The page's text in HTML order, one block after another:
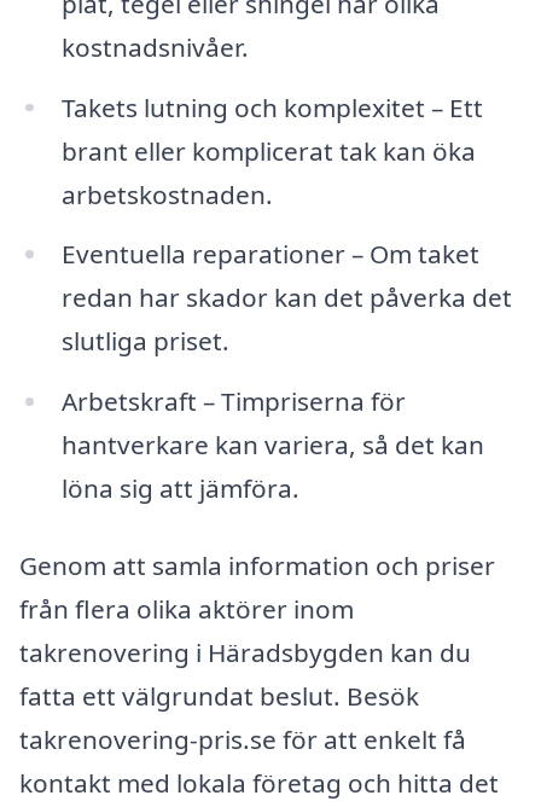
kostnadsnivåer.
Takets lutning och komplexitet – Ett
brant eller komplicerat tak kan öka
arbetskostnaden.
Eventuella reparationer – Om taket
redan har skador kan det påverka det
slutliga priset.
Arbetskraft – Timpriserna för
hantverkare kan variera, så det kan
löna sig att jämföra.
Genom att samla information och priser
från flera olika aktörer inom
takrenovering i Häradsbygden kan du
fatta ett välgrundat beslut. Besök
takrenovering-pris.se för att enkelt få
kontakt med lokala företag och hitta det